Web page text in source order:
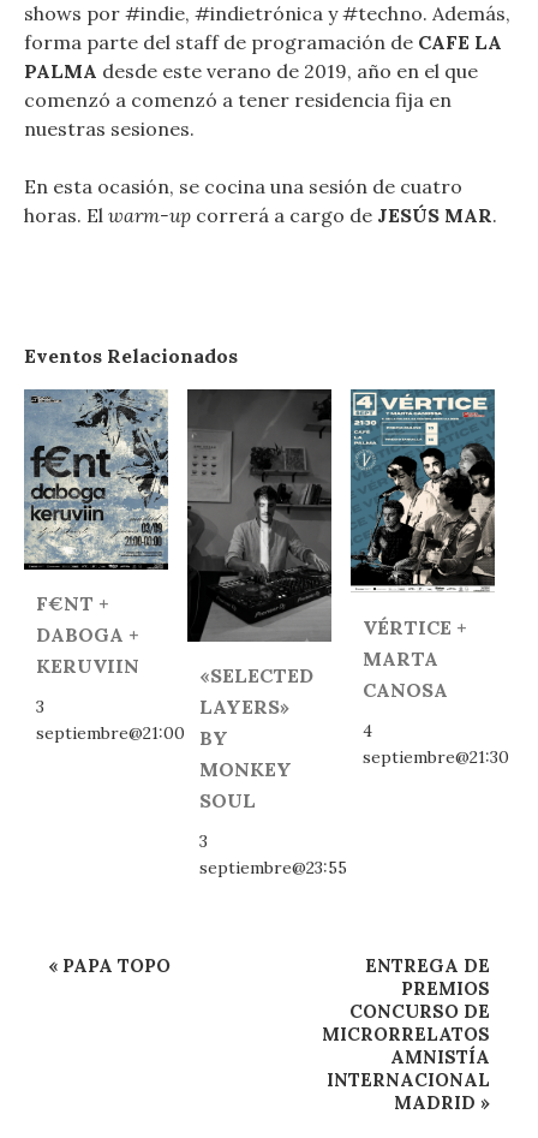
shows por #indie, #indietrónica y #techno. Además,
forma parte del staff de programación de CAFE LA
PALMA desde este verano de 2019, año en el que
comenzó a comenzó a tener residencia fija en
nuestras sesiones.
En esta ocasión, se cocina una sesión de cuatro
horas. El warm-up correrá a cargo de JESÚS MAR.
Eventos Relacionados
F€NT +
DABOGA +
KERUVIIN
3
septiembre@21:00
«SELECTED
LAYERS»
BY
MONKEY
SOUL
3
septiembre@23:55
VÉRTICE +
MARTA
CANOSA
4
septiembre@21:30
Navegación
« PAPA TOPO
ENTREGA DE
PREMIOS
CONCURSO DE
MICRORRELATOS
AMNISTÍA
INTERNACIONAL
MADRID »